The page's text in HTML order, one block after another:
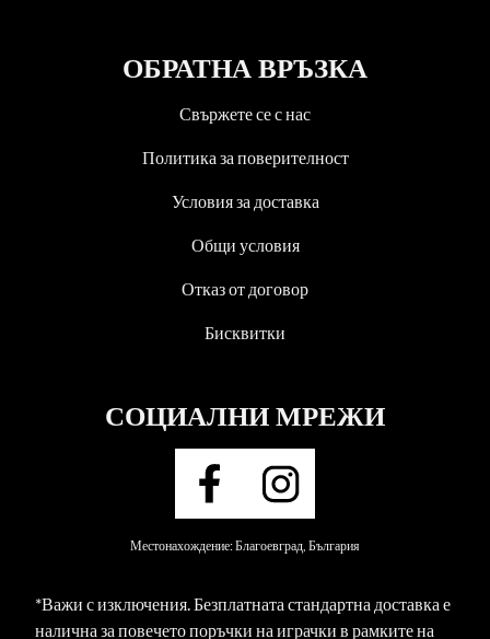
ОБРАТНА ВРЪЗКА
Свържете се с нас
Политика за поверителност
Условия за доставка
Общи условия
Отказ от договор
Бисквитки
СОЦИАЛНИ МРЕЖИ
Местонахождение: Благоевград, България
*Важи с изключения. Безплатната стандартна доставка е
налична за повечето поръчки на играчки в рамките на